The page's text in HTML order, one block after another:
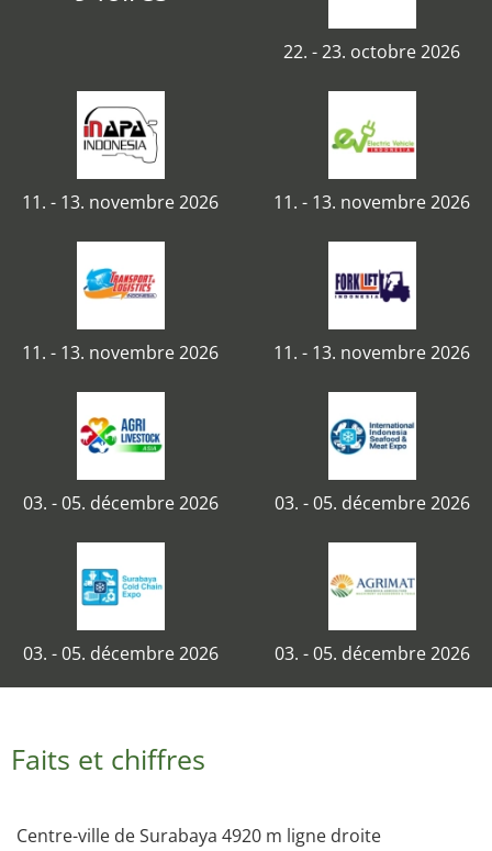
22. - 23. octobre 2026
11. - 13. novembre 2026 11. - 13. novembre 2026
11. - 13. novembre 2026 11. - 13. novembre 2026
03. - 05. décembre 2026 03. - 05. décembre 2026
03. - 05. décembre 2026 03. - 05. décembre 2026
Faits et chiffres
Centre-ville de Surabaya 4920 m ligne droite